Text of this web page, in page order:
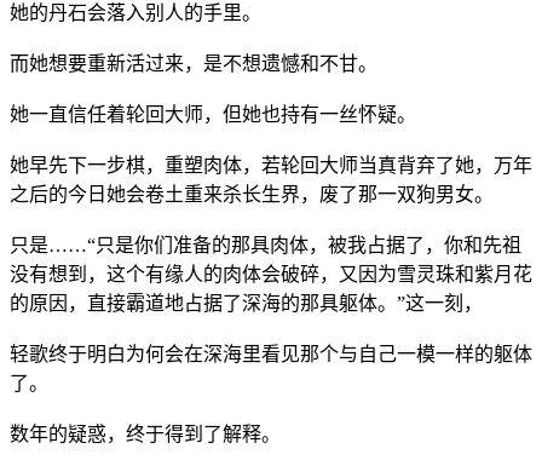
她的丹石会落入别人的手里。
而她想要重新活过来，是不想遗憾和不甘。
她一直信任着轮回大师，但她也持有一丝怀疑。
她早先下一步棋，重塑肉体，若轮回大师当真背弃了她，万年
之后的今日她会卷土重来杀长生界，废了那一双狗男女。
只是……“只是你们准备的那具肉体，被我占据了，你和先祖
没有想到，这个有缘人的肉体会破碎，又因为雪灵珠和紫月花
的原因，直接霸道地占据了深海的那具躯体。”这一刻，
轻歌终于明白为何会在深海里看见那个与自己一模一样的躯体
了。
数年的疑惑，终于得到了解释。